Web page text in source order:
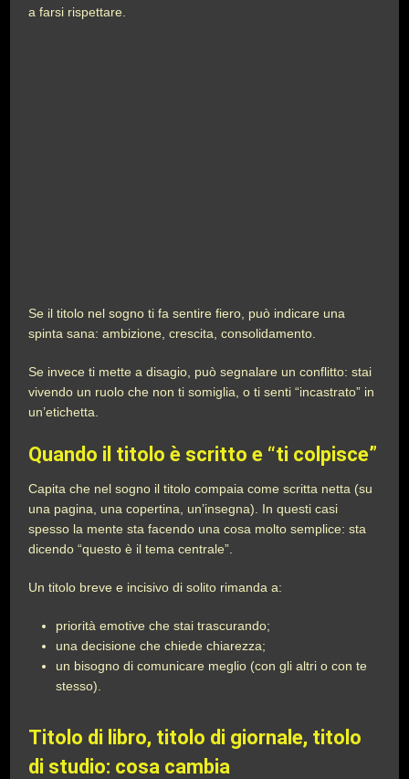
a farsi rispettare.
Se il titolo nel sogno ti fa sentire fiero, può indicare una
spinta sana: ambizione, crescita, consolidamento.
Se invece ti mette a disagio, può segnalare un conflitto: stai
vivendo un ruolo che non ti somiglia, o ti senti “incastrato” in
un’etichetta.
Quando il titolo è scritto e “ti colpisce”
Capita che nel sogno il titolo compaia come scritta netta (su
una pagina, una copertina, un’insegna). In questi casi
spesso la mente sta facendo una cosa molto semplice: sta
dicendo “questo è il tema centrale”.
Un titolo breve e incisivo di solito rimanda a:
priorità emotive che stai trascurando;
una decisione che chiede chiarezza;
un bisogno di comunicare meglio (con gli altri o con te
stesso).
Titolo di libro, titolo di giornale, titolo
di studio: cosa cambia